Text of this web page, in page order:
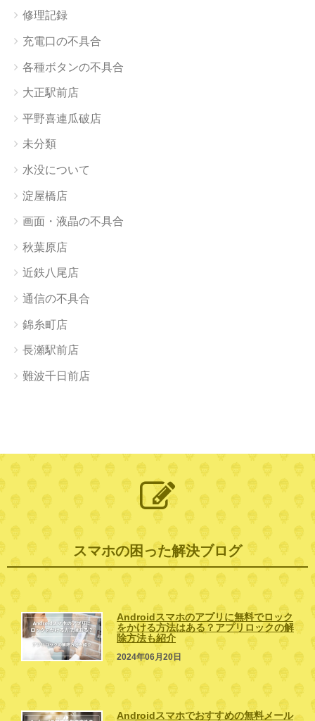
修理記録
充電口の不具合
各種ボタンの不具合
大正駅前店
平野喜連瓜破店
未分類
水没について
淀屋橋店
画面・液晶の不具合
秋葉原店
近鉄八尾店
通信の不具合
錦糸町店
長瀬駅前店
難波千日前店
スマホの困った解決ブログ
Androidスマホのアプリに無料でロック
をかける方法はある？アプリロックの解
除方法も紹介
2024年06月20日
Androidスマホでおすすめの無料メール